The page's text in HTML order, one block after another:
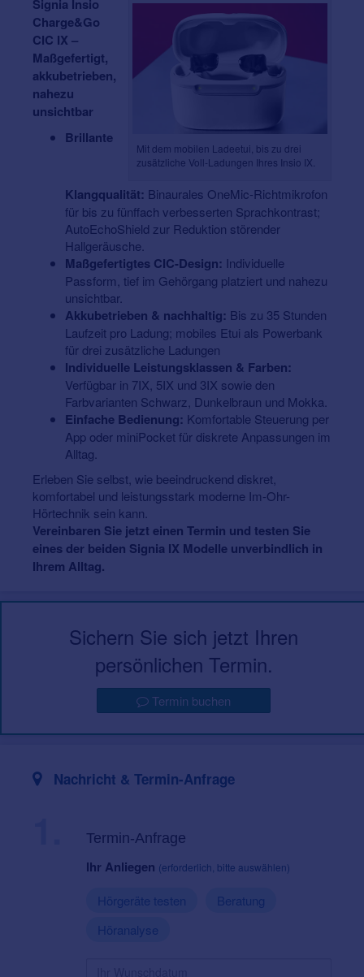
Mit dem mobilen Ladeetui, bis zu drei
zusätzliche Voll-Ladungen Ihres Insio IX.
Signia Insio
Charge&Go
CIC IX –
Maßgefertigt,
akkubetrieben,
nahezu
unsichtbar
Brillante
Klangqualität: Binaurales OneMic-Richtmikrofon
für bis zu fünffach verbesserten Sprachkontrast;
AutoEchoShield zur Reduktion störender
Hallgeräusche.
Maßgefertigtes CIC-Design: Individuelle
Passform, tief im Gehörgang platziert und nahezu
unsichtbar.
Akkubetrieben & nachhaltig: Bis zu 35 Stunden
Laufzeit pro Ladung; mobiles Etui als Powerbank
für drei zusätzliche Ladungen
Individuelle Leistungsklassen & Farben:
Verfügbar in 7IX, 5IX und 3IX sowie den
Farbvarianten Schwarz, Dunkelbraun und Mokka.
Einfache Bedienung: Komfortable Steuerung per
App oder miniPocket für diskrete Anpassungen im
Alltag.
Erleben Sie selbst, wie beeindruckend diskret,
komfortabel und leistungsstark moderne Im-Ohr-
Hörtechnik sein kann.
Vereinbaren Sie jetzt einen Termin und testen Sie
eines der beiden Signia IX Modelle unverbindlich in
Ihrem Alltag.
Sichern Sie sich jetzt Ihren
persönlichen Termin.
Termin buchen
Nachricht & Termin-Anfrage
Termin-Anfrage
Ihr Anliegen (erforderlich, bitte auswählen)
Hörgeräte testen
Beratung
Höranalyse